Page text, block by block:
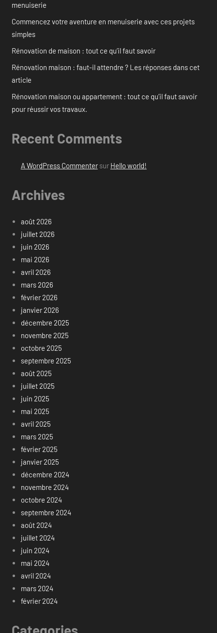
menuiserie
Commencez votre aventure en menuiserie avec ces projets
simples
Rénovation de maison : tout ce qu’il faut savoir
Rénovation maison : faut-il attendre ? Les réponses dans cet
article
Rénovation maison ou appartement : tout ce qu’il faut savoir
pour réussir vos travaux.
Recent Comments
A WordPress Commentersur Hello world!
Archives
août 2026
juillet 2026
juin 2026
mai 2026
avril 2026
mars 2026
février 2026
janvier 2026
décembre 2025
novembre 2025
octobre 2025
septembre 2025
août 2025
juillet 2025
juin 2025
mai 2025
avril 2025
mars 2025
février 2025
janvier 2025
décembre 2024
novembre 2024
octobre 2024
septembre 2024
août 2024
juillet 2024
juin 2024
mai 2024
avril 2024
mars 2024
février 2024